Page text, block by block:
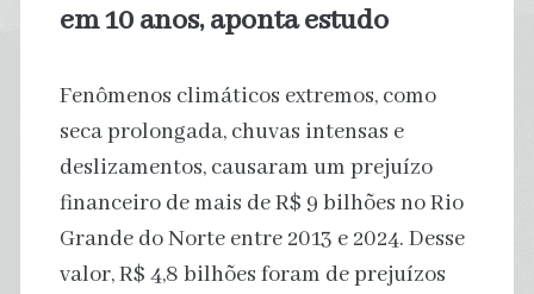
em 10 anos, aponta estudo
Fenômenos climáticos extremos, como
seca prolongada, chuvas intensas e
deslizamentos, causaram um prejuízo
financeiro de mais de R$ 9 bilhões no Rio
Grande do Norte entre 2013 e 2024. Desse
valor, R$ 4,8 bilhões foram de prejuízos